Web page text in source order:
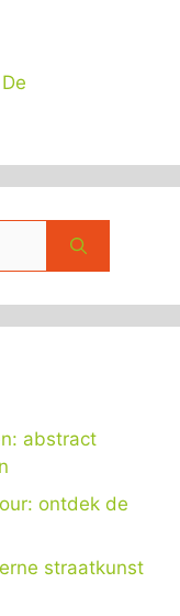
abstract
ontdek de
straatkunst